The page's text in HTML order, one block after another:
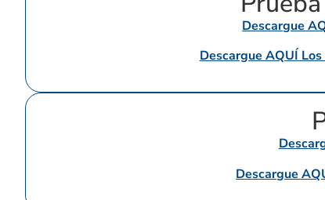
Descargue
Descargue AQUÍ
Descargue